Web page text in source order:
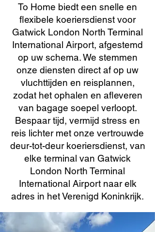
To Home biedt een snelle en
flexibele koeriersdienst voor
Gatwick London North Terminal
International Airport, afgestemd
op uw schema. We stemmen
onze diensten direct af op uw
vluchttijden en reisplannen,
zodat het ophalen en afleveren
van bagage soepel verloopt.
Bespaar tijd, vermijd stress en
reis lichter met onze vertrouwde
deur-tot-deur koeriersdienst, van
elke terminal van Gatwick
London North Terminal
International Airport naar elk
adres in het Verenigd Koninkrijk.